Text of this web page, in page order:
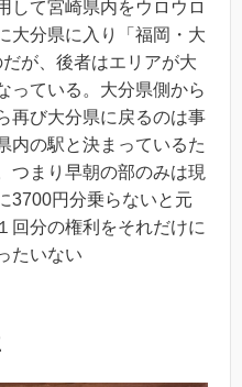
して宮崎県内をウロウロ
大分県に入り「福岡・大
が、後者はエリアが大
っている。大分県側から
再び大分県に戻るのは事
内の駅と決まっているた
つまり早朝の部のみは現
3700円分乗らないと元
回分の権利をそれだけに
たいない